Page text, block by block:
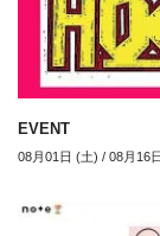
EVENT
08月01日 (土) / 08月16